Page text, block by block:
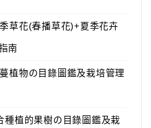
草花(春播草花)+夏季花卉
南
植物の目錄圖鑑及栽培管理
種植的果樹の目錄圖鑑及栽